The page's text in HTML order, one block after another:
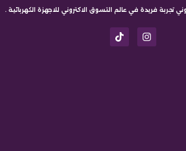
تجربة فريدة في عالم التسوق الاكتروني للاجهزة الكهربائية .